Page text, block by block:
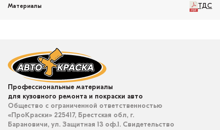
Материалы ТДС
Профессиональные материалы
для кузовного ремонта и покраски авто
Общество с ограниченной ответственностью
«ПроКраски» 225417, Брестская обл, г.
Барановичи, ул. Защитная 13 оф.1. Свидетельство